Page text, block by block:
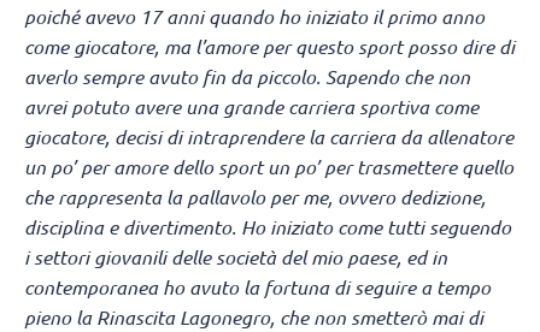
poiché avevo 17 anni quando ho iniziato il primo anno
come giocatore, ma l’amore per questo sport posso dire di
averlo sempre avuto fin da piccolo. Sapendo che non
avrei potuto avere una grande carriera sportiva come
giocatore, decisi di intraprendere la carriera da allenatore
un po’ per amore dello sport un po’ per trasmettere quello
che rappresenta la pallavolo per me, ovvero dedizione,
disciplina e divertimento. Ho iniziato come tutti seguendo
i settori giovanili delle società del mio paese, ed in
contemporanea ho avuto la fortuna di seguire a tempo
pieno la Rinascita Lagonegro, che non smetterò mai di